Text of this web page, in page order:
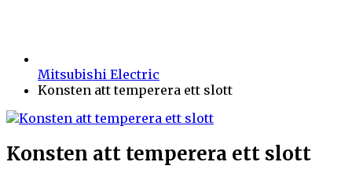
Mitsubishi Electric
Konsten att temperera ett slott
Konsten att temperera ett slott